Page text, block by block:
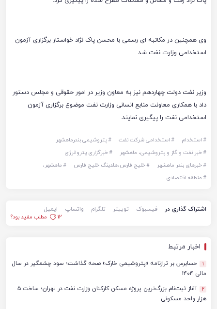
وی همچنین در مکاتبه ای رسمی با محسن پاک نژاد خواستار برگزاری آزمون
استخدامی وزارت نفت شد.
وزیر نفت دولت چهاردهم نیز به معاون وزیر در امور حقوقی و مجلس دستور
داد با همکاری معاونت منابع انسانی وزارت نفت موضوع برگزاری آزمون
استخدامی نفت را پیگیری نمایند.
#استخدام #استخدامی شرکت نفت #پتروشیمی بندرماهشهر
#خبر نفت و گاز و پتروشیمی، ماهشهر #خبرگزاری پتروانرژی
#خبرهای بندر ماهشهر #خلیج فارس،هلدینگ خلیج فارس #ماهشهر،
#منطقه اقتصادی
اشتراک گذاری در فیسبوک توییتر تلگرام واتساپ
ایمیل
12
مطلب مفید بود؟
اخبار مرتبط
1
حسابرس بر ترازنامه «پتروشیمی خارک» صحه گذاشت؛ سود چشمگیر در سال
مالی ۱۴۰۴
2
آغاز ثبت‌نام بزرگ‌ترین پروژه مسکن کارکنان وزارت نفت در تهران؛ ساخت ۵
هزار واحد مسکونی